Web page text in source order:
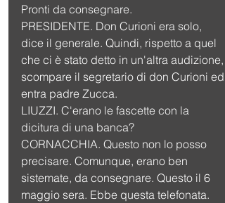
Pronti da consegnare.
PRESIDENTE. Don Curioni era solo,
dice il generale. Quindi, rispetto a quel
che ci è stato detto in un'altra audizione,
scompare il segretario di don Curioni ed
entra padre Zucca.
LIUZZI. C'erano le fascette con la
dicitura di una banca?
CORNACCHIA. Questo non lo posso
precisare. Comunque, erano ben
sistemate, da consegnare. Questo il 6
maggio sera. Ebbe questa telefonata.